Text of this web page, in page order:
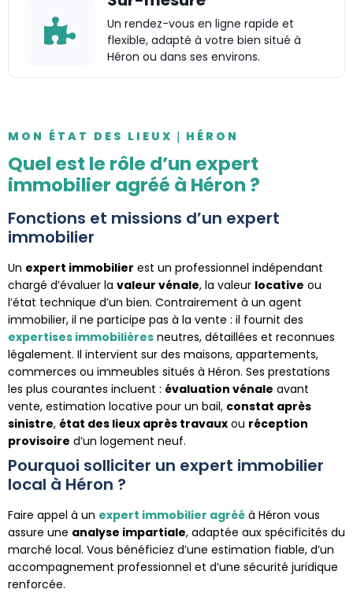
Un rendez-vous en ligne rapide et
flexible, adapté à votre bien situé à
Héron ou dans ses environs.
MON ÉTAT DES LIEUX｜HÉRON
Quel est le rôle d’un expert
immobilier agréé à Héron ?
Fonctions et missions d’un expert
immobilier
Un expert immobilier est un professionnel indépendant
chargé d’évaluer la valeur vénale, la valeur locative ou
l’état technique d’un bien. Contrairement à un agent
immobilier, il ne participe pas à la vente : il fournit des
expertises immobilières neutres, détaillées et reconnues
légalement. Il intervient sur des maisons, appartements,
commerces ou immeubles situés à Héron. Ses prestations
les plus courantes incluent : évaluation vénale avant
vente, estimation locative pour un bail, constat après
sinistre, état des lieux après travaux ou réception
provisoire d’un logement neuf.
Pourquoi solliciter un expert immobilier
local à Héron ?
Faire appel à un expert immobilier agréé à Héron vous
assure une analyse impartiale, adaptée aux spécificités du
marché local. Vous bénéficiez d’une estimation fiable, d’un
accompagnement professionnel et d’une sécurité juridique
renforcée.